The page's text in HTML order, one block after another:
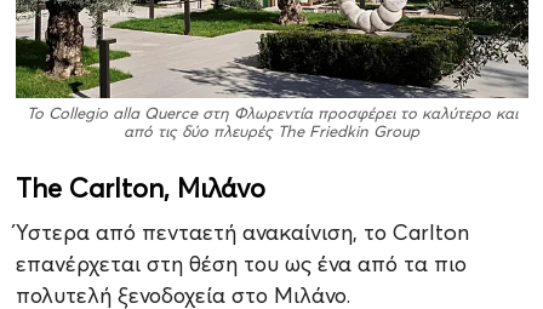
Το Collegio alla Querce στη Φλωρεντία προσφέρει το καλύτερο και
από τις δύο πλευρές The Friedkin Group
The Carlton, Μιλάνο
Ύστερα από πενταετή ανακαίνιση, το Carlton
επανέρχεται στη θέση του ως ένα από τα πιο
πολυτελή ξενοδοχεία στο Μιλάνο.